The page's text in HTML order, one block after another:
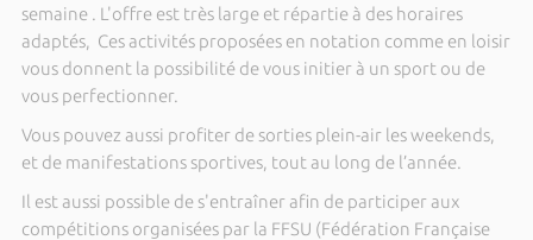
semaine . L'offre est très large et répartie à des horaires
adaptés, Ces activités proposées en notation comme en loisir
vous donnent la possibilité de vous initier à un sport ou de
vous perfectionner.
Vous pouvez aussi profiter de sorties plein-air les weekends,
et de manifestations sportives, tout au long de l’année.
Il est aussi possible de s'entraîner afin de participer aux
compétitions organisées par la FFSU (Fédération Française